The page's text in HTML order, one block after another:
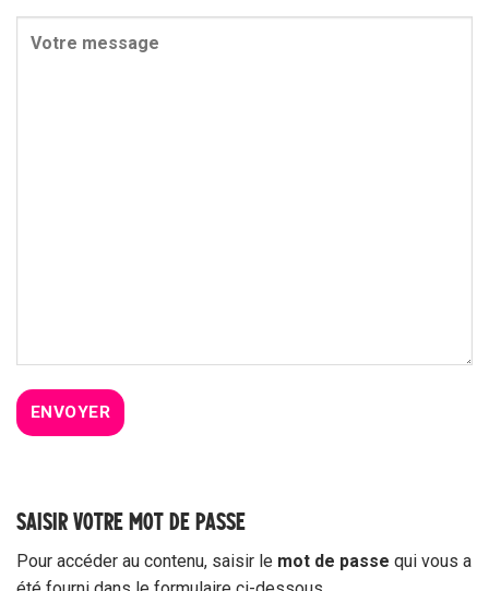
SAISIR VOTRE MOT DE PASSE
Pour accéder au contenu, saisir le mot de passe qui vous a